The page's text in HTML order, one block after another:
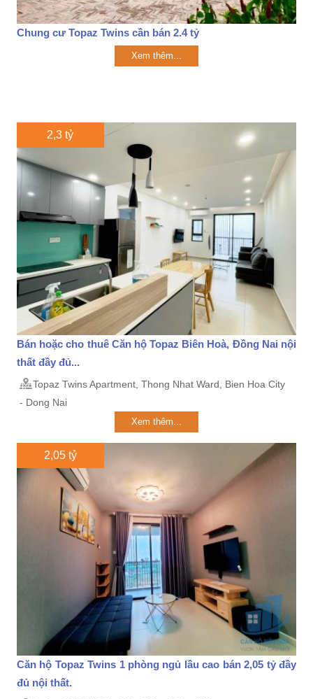
Chung cư Topaz Twins cần bán 2.4 tỷ
Xem thêm...
2,3 tỷ
Bán hoặc cho thuê Căn hộ Topaz Biên Hoà, Đồng Nai nội
thất đầy đủ...
Topaz Twins Apartment, Thong Nhat Ward, Bien Hoa City
- Dong Nai
Xem thêm...
2,05 tỷ
Căn hộ Topaz Twins 1 phòng ngủ lầu cao bán 2,05 tỷ đầy
đủ nội thất.